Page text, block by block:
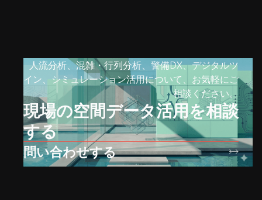
人流分析、混雑・行列分析、警備DX、デジタルツ
イン、シミュレーション活用について、お気軽にご
相談ください。
現場の空間データ活用を相談
する
問い合わせする